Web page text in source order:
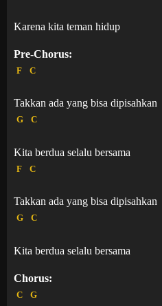
Karena kita teman hidup
Pre-Chorus:
F C
Takkan ada yang bisa dipisahkan
G C
Kita berdua selalu bersama
F C
Takkan ada yang bisa dipisahkan
G C
Kita berdua selalu bersama
Chorus:
C G